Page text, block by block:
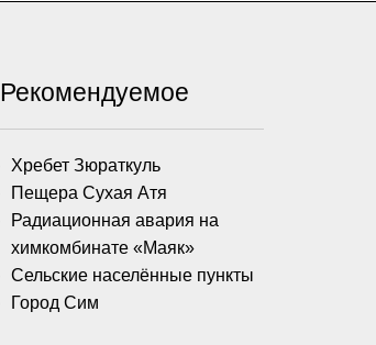
Рекомендуемое
Хребет Зюраткуль
Пещера Сухая Атя
Радиационная авария на
химкомбинате «Маяк»
Сельские населённые пункты
Город Сим